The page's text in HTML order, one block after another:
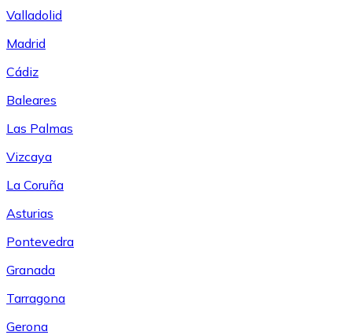
Valladolid
Madrid
Cádiz
Baleares
Las Palmas
Vizcaya
La Coruña
Asturias
Pontevedra
Granada
Tarragona
Gerona